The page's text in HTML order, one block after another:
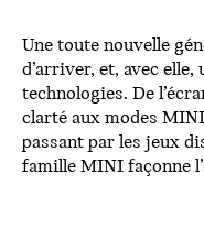
Une toute nouvelle
d’arriver, et, avec elle,
technologies. De
clarté aux modes
passant par les jeux
famille MINI façonne